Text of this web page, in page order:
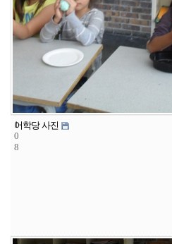
1
0
8
어학당 사진